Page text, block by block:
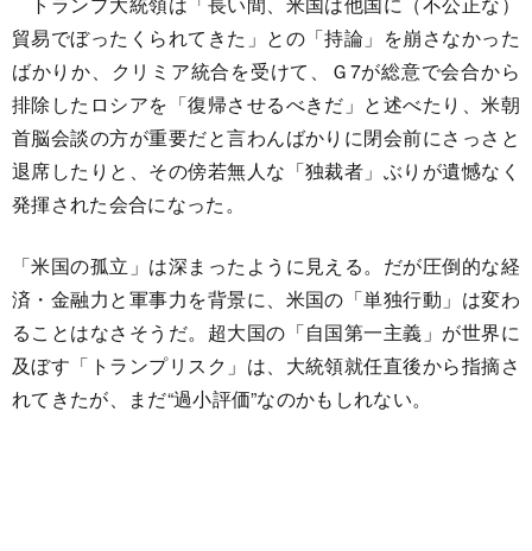
貿易でぼったくられてきた」との「持論」を崩さなかった
ばかりか、クリミア統合を受けて、Ｇ7が総意で会合から
排除したロシアを「復帰させるべきだ」と述べたり、米朝
首脳会談の方が重要だと言わんばかりに閉会前にさっさと
退席したりと、その傍若無人な「独裁者」ぶりが遺憾なく
発揮された会合になった。
「米国の孤立」は深まったように見える。だが圧倒的な経
済・金融力と軍事力を背景に、米国の「単独行動」は変わ
ることはなさそうだ。超大国の「自国第一主義」が世界に
及ぼす「トランプリスク」は、大統領就任直後から指摘さ
れてきたが、まだ“過小評価”なのかもしれない。